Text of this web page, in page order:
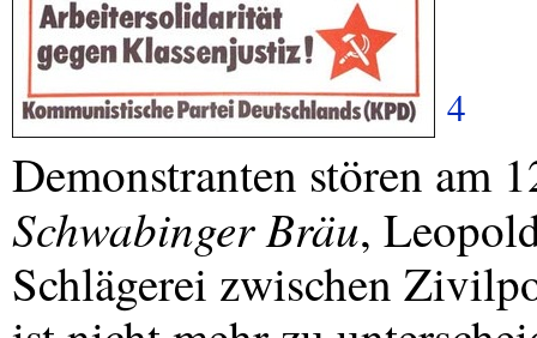
4
Demonstranten stören am
Schwabinger Bräu,
Schlägerei zwischen